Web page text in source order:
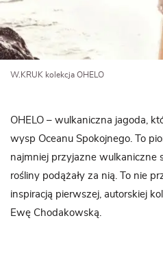
W.KRUK kolekcja OHELO
OHELO – wulkaniczna jagoda,
wysp Oceanu Spokojnego. To
najmniej przyjazne wulkaniczne
rośliny podążały za nią. To nie
inspiracją pierwszej, autorskiej
Ewę Chodakowską.